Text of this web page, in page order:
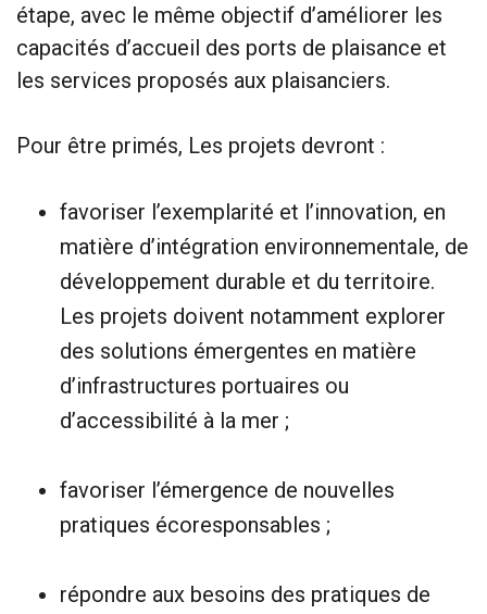
étape, avec le même objectif d’améliorer les
capacités d’accueil des ports de plaisance et
les services proposés aux plaisanciers.
Pour être primés, Les projets devront :
favoriser l’exemplarité et l’innovation, en
matière d’intégration environnementale, de
développement durable et du territoire.
Les projets doivent notamment explorer
des solutions émergentes en matière
d’infrastructures portuaires ou
d’accessibilité à la mer ;
favoriser l’émergence de nouvelles
pratiques écoresponsables ;
répondre aux besoins des pratiques de